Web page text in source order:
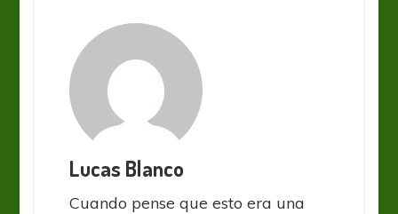
Lucas Blanco
Cuando pense que esto era una